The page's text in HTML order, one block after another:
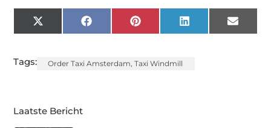
X
(Twitter)
FacebookPinterest LinkedIn Email
Tags: Order Taxi Amsterdam ,Taxi Windmill
Laatste Bericht